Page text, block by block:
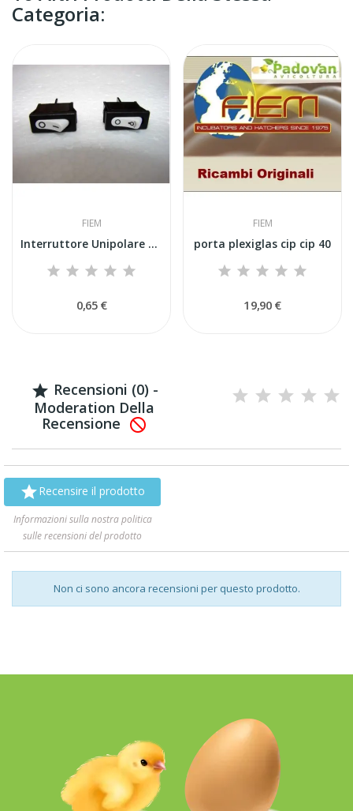
Categoria:
FIEM
Interruttore Unipolare per Centralina Fiem -...
0,65 €
FIEM
porta plexiglas cip cip 40
19,90 €
 Recensioni (0) -
Moderation Della
Recensione 
Recensire il prodotto
Informazioni sulla nostra politica
sulle recensioni del prodotto
Non ci sono ancora recensioni per questo prodotto.